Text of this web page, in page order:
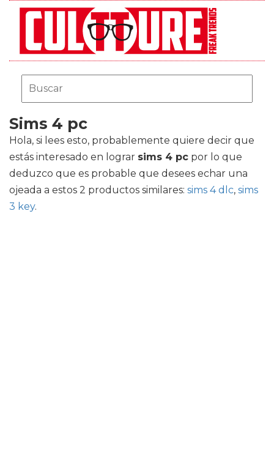
Sims 4 pc
Hola, si lees esto, probablemente quiere decir que
estás interesado en lograr sims 4 pc por lo que
deduzco que es probable que desees echar una
ojeada a estos 2 productos similares: sims 4 dlc, sims
3 key.